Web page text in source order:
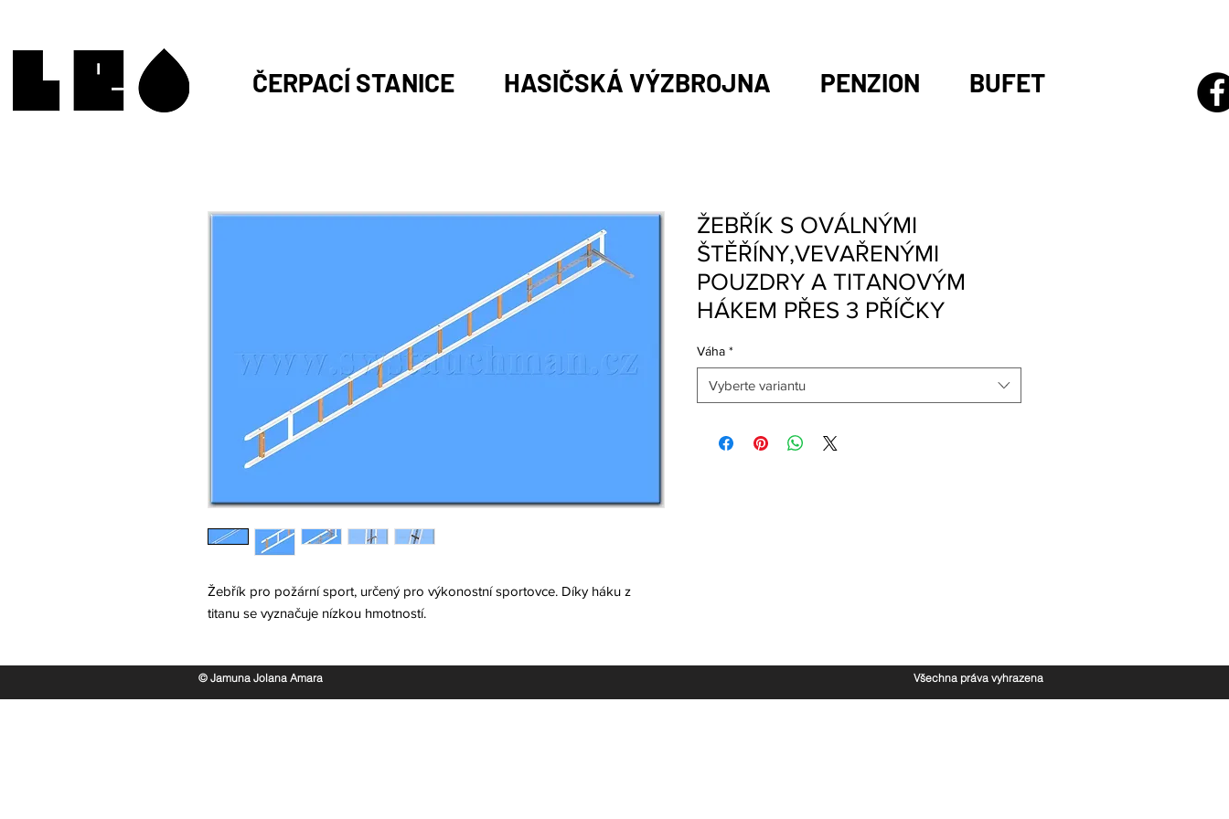
ČERPACÍ STANICE HASIČSKÁ VÝZBROJNA PENZION BUFET
Žebřík pro požární sport, určený pro výkonostní sportovce. Díky háku z
titanu se vyznačuje nízkou hmotností.
ŽEBŘÍK S OVÁLNÝMI
ŠTĚŘÍNY,VEVAŘENÝMI
POUZDRY A TITANOVÝM
HÁKEM PŘES 3 PŘÍČKY
Váha *
Vyberte variantu
© Jamuna Jolana Amara Všechna práva vyhrazena